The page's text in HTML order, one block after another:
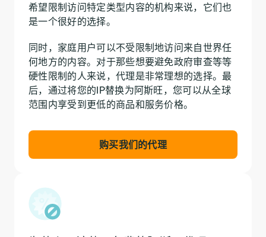
希望限制访问特定类型内容的机构来说，它们也
是一个很好的选择。
同时，家庭用户可以不受限制地访问来自世界任
何地方的内容。对于那些想要避免政府审查等等
硬性限制的人来说，代理是非常理想的选择。最
后，通过将您的IP替换为阿斯旺，您可以从全球
范围内享受到更低的商品和服务价格。
购买我们的代理